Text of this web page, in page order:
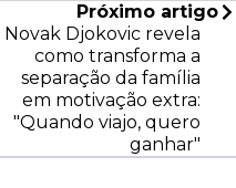
Próximo artigo
Novak Djokovic revela
como transforma a
separação da família
em motivação extra:
"Quando viajo, quero
ganhar"